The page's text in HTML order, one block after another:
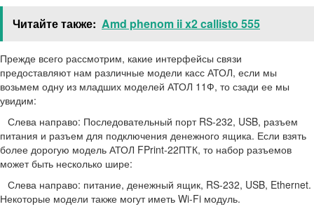
Читайте также: Amd phenom ii x2 callisto 555
Прежде всего рассмотрим, какие интерфейсы связи
предоставляют нам различные модели касс АТОЛ, если мы
возьмем одну из младших моделей АТОЛ 11Ф, то сзади ее мы
увидим:
Слева направо: Последовательный порт RS-232, USB, разъем
питания и разъем для подключения денежного ящика. Если взять
более дорогую модель АТОЛ FPrint-22ПТК, то набор разъемов
может быть несколько шире:
Слева направо: питание, денежный ящик, RS-232, USB, Ethernet.
Некоторые модели также могут иметь Wi-Fi модуль.